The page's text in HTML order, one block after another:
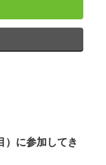
）に参加してき